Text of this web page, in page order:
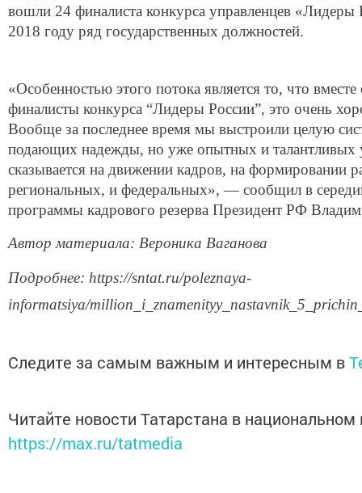
вошли 24 финалиста конкурса управленцев
2018 году ряд государственных должностей.
«Особенностью этого потока является то, что
финалисты конкурса “Лидеры России”, это очень
Вообще за последнее время мы выстроили целую
подающих надежды, но уже опытных и талантливых
сказывается на движении кадров, на формировании
региональных, и федеральных», — сообщил в
программы кадрового резерва Президент РФ
Автор материала: Вероника Ваганова
Подробнее: https://sntat.ru/poleznaya-
informatsiya/
Следите за самым важным и интересным в
Читайте новости Татарстана в
https://max.ru/tatmedia